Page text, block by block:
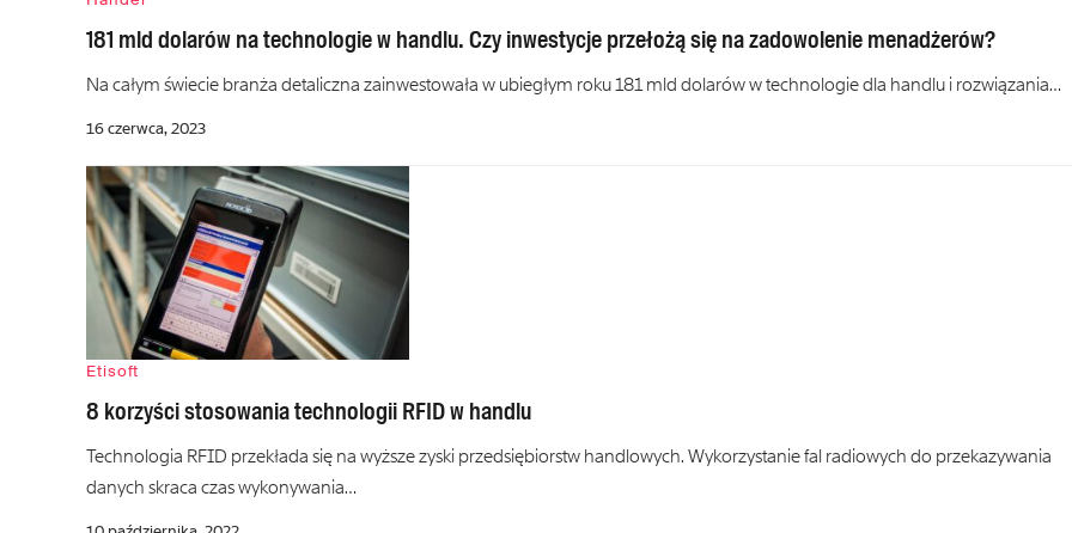
181 mld dolarów na technologie w handlu. Czy inwestycje przełożą się na zadowolenie menadżerów?
Na całym świecie branża detaliczna zainwestowała w ubiegłym roku 181 mld dolarów w technologie dla handlu i rozwiązania…
16 czerwca, 2023
Etisoft
8 korzyści stosowania technologii RFID w handlu
Technologia RFID przekłada się na wyższe zyski przedsiębiorstw handlowych. Wykorzystanie fal radiowych do przekazywania
danych skraca czas wykonywania…